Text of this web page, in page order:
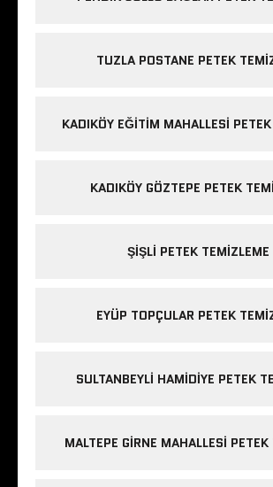
TUZLA POSTANE PETEK
KADIKÖY EĞITIM MAHALLESI
KADIKÖY GÖZTEPE PETEK
ŞIŞLI PETEK TEMIZLEME
EYÜP TOPÇULAR PETEK
SULTANBEYLI HAMIDIYE PETEK
MALTEPE GIRNE MAHALLESI